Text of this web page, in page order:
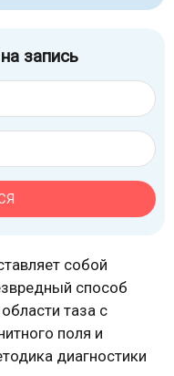
запись
собой
способ
таза с
поля и
диагностики